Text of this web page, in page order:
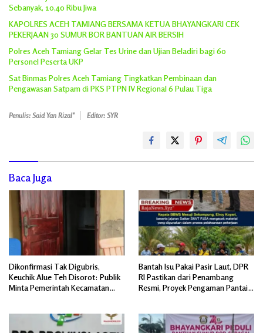
Sebanyak, 10,40 Ribu Jiwa
KAPOLRES ACEH TAMIANG BERSAMA KETUA BHAYANGKARI CEK
PEKERJAAN 30 SUMUR BOR BANTUAN AIR BERSIH
Polres Aceh Tamiang Gelar Tes Urine dan Ujian Beladiri bagi 60
Personel Peserta UKP
Sat Binmas Polres Aceh Tamiang Tingkatkan Pembinaan dan
Pengawasan Satpam di PKS PTPN IV Regional 6 Pulau Tiga
Penulis: Said Yan Rizal" Editor: SYR
Baca Juga
Dikonfirmasi Tak Digubris,
Keuchik Alue Teh Disorot: Publik
Minta Pemerintah Kecamatan
Bantah Isu Pakai Pasir Laut, DPR
RI Pastikan dari Penambang
Resmi, Proyek Pengaman Pantai